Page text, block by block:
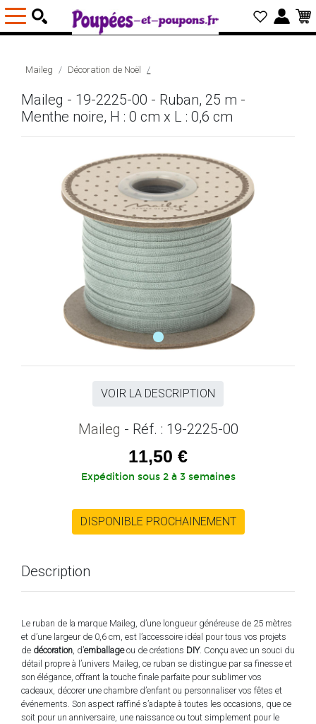
Maileg Décoration de Noël
Maileg - 19-2225-00 - Ruban, 25 m -
Menthe noire, H : 0 cm x L : 0,6 cm
VOIR LA DESCRIPTION
Maileg - Réf. : 19-2225-00
11,50 €
Expédition sous 2 à 3 semaines
DISPONIBLE PROCHAINEMENT
Description
Le ruban de la marque Maileg, d’une longueur généreuse de 25 mètres
et d’une largeur de 0,6 cm, est l’accessoire idéal pour tous vos projets
de décoration , d’emballageou de créations DIY. Conçu avec un souci du
détail propre à l’univers Maileg, ce ruban se distingue par sa finesse et
son élégance, offrant la touche finale parfaite pour sublimer vos
cadeaux, décorer une chambre d’enfant ou personnaliser vos fêtes et
événements. Son aspect raffiné s’adapte à toutes les occasions, que ce
soit pour un anniversaire, une naissance ou tout simplement pour le